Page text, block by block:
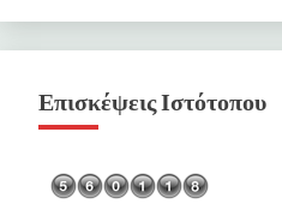
•Για την συγκρότηση της
αναγκαίας επαναστατικής
μαρξιστικής οργάνωσης της
•Για την συντριβή του Μαύρου
Επισκέψεις Ιστότοπου